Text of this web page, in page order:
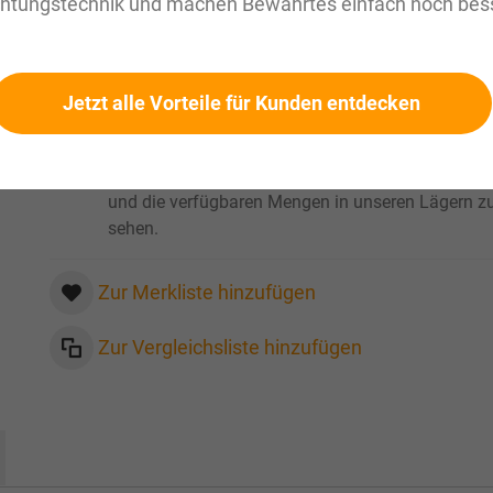
Verfügbar
und die verfügbaren Mengen in unseren Lägern
sehen.
Zur Merkliste hinzufügen
Zur Vergleichsliste hinzufügen
Jetzt alle Vorteile für Kunden entdecken